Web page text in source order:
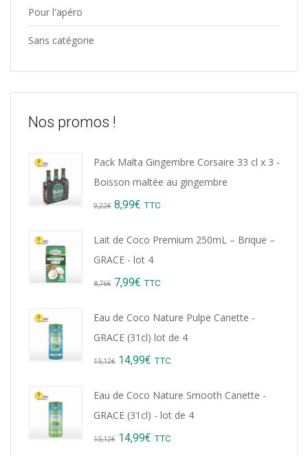
Pour l'apéro
Sans catégorie
Nos promos !
Pack Malta Gingembre Corsaire 33 cl x 3 -
Boisson maltée au gingembre
9,22€ Original
8,99€ Current
TTC
Lait de Coco Premium 250mL – Brique –
GRACE - lot 4
8,76€ Original
7,99€ Current
TTC
Eau de Coco Nature Pulpe Canette -
GRACE (31cl) lot de 4
15,12€ Original
14,99€ Current
TTC
Eau de Coco Nature Smooth Canette -
GRACE (31cl) - lot de 4
15,12€ Original
14,99€ Current
TTC